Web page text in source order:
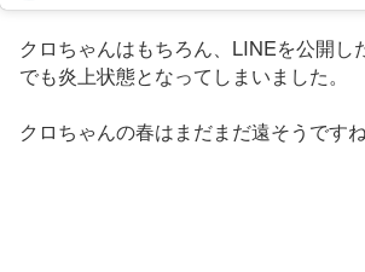
クロちゃんはもちろん、LINEを公開し
でも炎上状態となってしまいました。
クロちゃんの春はまだまだ遠そうです